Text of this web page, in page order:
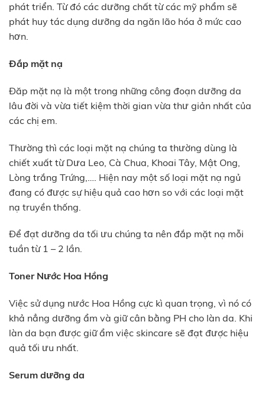
phát triển. Từ đó các dưỡng chất từ các mỹ phẩm sẽ
phát huy tác dụng dưỡng da ngăn lão hóa ở mức cao
hơn.
Đắp mặt nạ
Đăp mặt nạ là một trong những công đoạn dưỡng da
lâu đời và vừa tiết kiệm thời gian vừa thư giản nhất của
các chị em.
Thường thì các loại mặt nạ chúng ta thường dùng là
chiết xuất từ Dưa Leo, Cà Chua, Khoai Tây, Mật Ong,
Lòng trắng Trứng,…. Hiện nay một số loại mặt nạ ngủ
đang có được sự hiệu quả cao hơn so với các loại mặt
nạ truyền thống.
Để đạt dưỡng da tối ưu chúng ta nên đắp mặt nạ mỗi
tuần từ 1 – 2 lần.
Toner Nước Hoa Hồng
Việc sử dụng nước Hoa Hồng cực kì quan trọng, vì nó có
khả nẳng dưỡng ẩm và giữ cân bằng PH cho làn da. Khi
làn da bạn được giữ ẩm việc skincare sẽ đạt được hiệu
quả tối ưu nhất.
Serum dưỡng da